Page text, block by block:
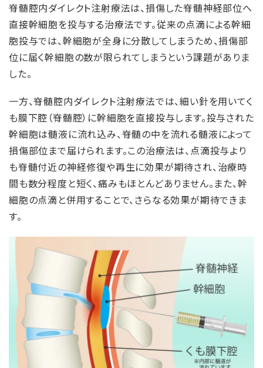
脊髄腔内ダイレクト注射療法は、損傷した脊髄神経部位へ
直接幹細胞を投与する治療法です。従来の点滴による幹細
胞投与では、幹細胞が全身に分散してしまうため、損傷部
位に届く幹細胞の数が限られてしまうという課題がありま
した。
一方、脊髄腔内ダイレクト注射療法では、細い針を用いてく
も膜下腔（脊髄腔）に幹細胞を直接投与します。投与された
幹細胞は髄液に流れ込み、脊髄の中を流れる髄液によって
損傷部位まで届けられます。この治療法は、点滴投与より
も脊髄付近の神経修復や再生に効果が期待され、治療時
間も数分程度と短く、痛みもほとんどありません。また、幹
細胞の点滴と併用することで、さらなる効果が期待できま
す。